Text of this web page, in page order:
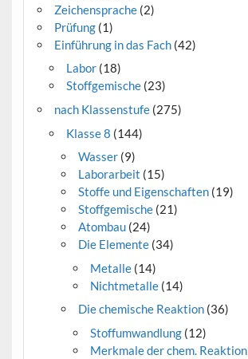
Zeichensprache(2)
Prüfung(1)
Einführung in das Fach(42)
Labor(18)
Stoffgemische(23)
nach Klassenstufe(275)
Klasse 8 (144)
Wasser (9)
Laborarbeit (15)
Stoffe und Eigenschaften (19)
Stoffgemische (21)
Atombau (24)
Die Elemente (34)
Metalle (14)
Nichtmetalle (14)
Die chemische Reaktion (36)
Stoffumwandlung (12)
Merkmale der chem. Reaktion